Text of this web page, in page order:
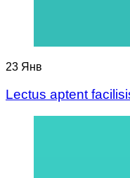
23 Янв
Lectus aptent